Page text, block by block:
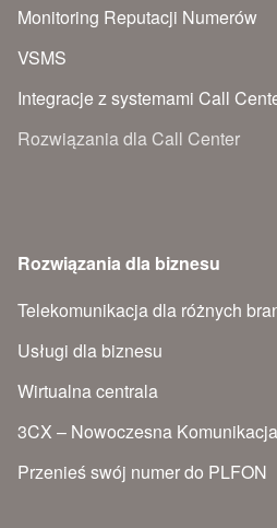
Monitoring Reputacji Numerów
VSMS
Integracje z systemami Call
Rozwiązania dla Call Center
Rozwiązania dla biznesu
Telekomunikacja dla różnych
Usługi dla biznesu
Wirtualna centrala
3CX – Nowoczesna Komunikacja
Przenieś swój numer do PLFON